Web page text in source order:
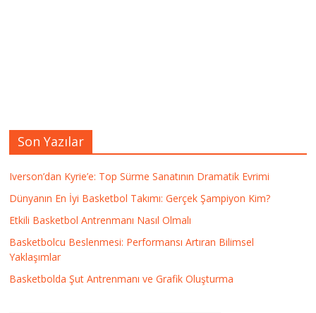
Son Yazılar
Iverson’dan Kyrie’e: Top Sürme Sanatının Dramatik Evrimi
Dünyanın En İyi Basketbol Takımı: Gerçek Şampiyon Kim?
Etkili Basketbol Antrenmanı Nasıl Olmalı
Basketbolcu Beslenmesi: Performansı Artıran Bilimsel
Yaklaşımlar
Basketbolda Şut Antrenmanı ve Grafik Oluşturma